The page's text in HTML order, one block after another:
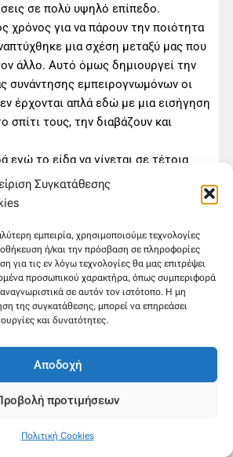
Συγκατάθεσης
εμπειρία, χρησιμοποιούμε τεχνολογίες
ή/και την πρόσβαση σε πληροφορίες
για τις εν λόγω τεχνολογίες θα μας επιτρέψει
προσωπικού χαρακτήρα, όπως συμπεριφορά
σε αυτόν τον ιστότοπο. Η μη
της συγκατάθεσης, μπορεί να επηρεάσει
και δυνατότητες.
Αποδοχή
προτιμήσεων
Πολιτική Cookies
σε πολύ υψηλό επίπεδο.
χρόνος για να πάρουν την ποιότητα
μια σχέση μεταξύ μας που
άλλο. Αυτό όμως δημιουργεί την
συνάντησης εμπειρογνωμόνων οι
έρχονται απλά εδώ με μια εισήγηση
σπίτι τους, την διαβάζουν και
το είδα να γίνεται σε τέτοια
ανθρώπους, οι οποίοι εκτιμώντας
μιλάει, συνθέτει, ο συνάδελφός
μια υπόσχεση συνάντησης και κατ’
δημιουργικό, πολύ παραγωγικό και
που η πόλη δεν το παρακολούθησε
οι δυσκολίες, αλλά τα θέματα και
σε τοπικό επίπεδο στην
σχεδιασμού αυτό το διήμερο
από εκείνο της απλής
ζύμωσης, μέχρι της παρουσίας της
Δεν ξέρω ποτέ αν τόσα στελέχη
τοποθετήσεις τους και για άλλη